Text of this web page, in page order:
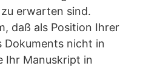
erwarten sind.
daß als Position Ihrer
Dokuments nicht in
Ihr Manuskript in